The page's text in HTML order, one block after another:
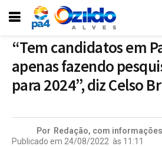
“Tem candidatos em
apenas fazendo
para 2024”, diz Celso
Por Redação, com
Publicado em 24/08/2022 às 11:11